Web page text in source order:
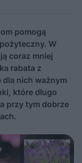
pomogą
W
coraz mniej
rabata z
nich ważnym
które długo
przy tym dobrze